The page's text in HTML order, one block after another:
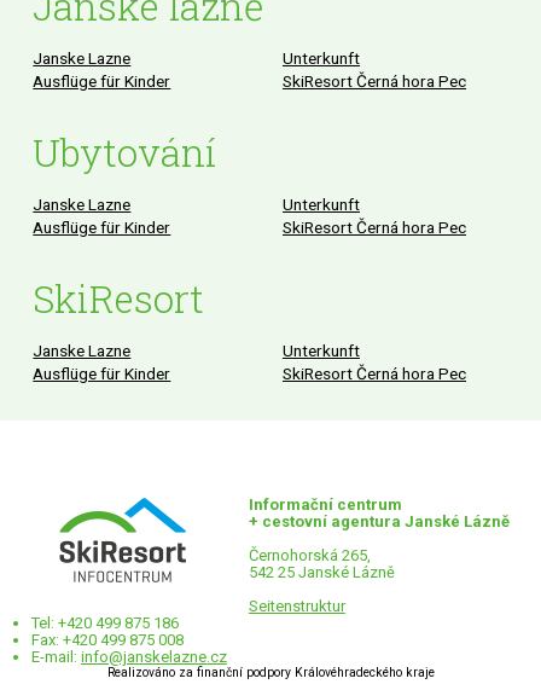
Janske Lazne
Unterkunft
Ausflüge für Kinder
SkiResort Černá hora Pec
Ubytování
Janske Lazne
Unterkunft
Ausflüge für Kinder
SkiResort Černá hora Pec
SkiResort
Janske Lazne
Unterkunft
Ausflüge für Kinder
SkiResort Černá hora Pec
Informační centrum
+ cestovní agentura Janské Lázně
Černohorská 265,
542 25 Janské Lázně
Seitenstruktur
Tel: +420 499 875 186
Fax: +420 499 875 008
E-mail: info@janskelazne.cz
Realizováno za finanční podpory Královéhradeckého kraje